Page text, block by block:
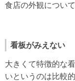
食店の外観につい
看板がみえない
大きくて特徴的な
いというのは比較